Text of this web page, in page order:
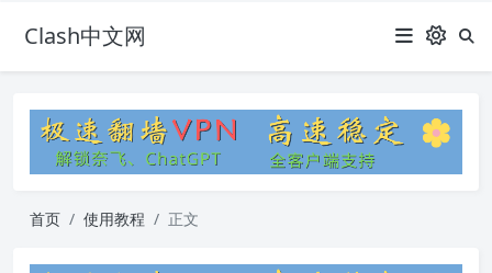
Clash中文网
首页 使用教程 正文